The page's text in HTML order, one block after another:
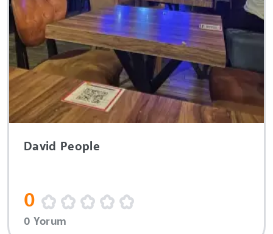
David People
0
0 Yorum